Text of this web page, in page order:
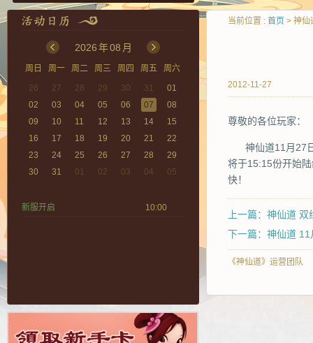
2026年08 月
周日 周一 周二 周三 周四 周五
周六
26
27 28 29 30 31
01
02
03 04 05 06 07
08
09
10 11 12 13 14
15
16
17 18 19 20 21
22
23
24 25 26 27 28
29
30
31 01 02 03 04 05
新服开启 10:00
当前位置 : 首页 > 神仙
2012-11-27
尊敬的各位玩家：
神仙道11月27
将于15:15份开始
快！
上一篇：神仙道
下一篇：神仙道
《神仙道》运营团队